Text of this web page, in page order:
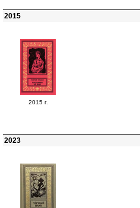
2015
2015 г.
2023